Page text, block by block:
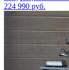
224 990 руб.